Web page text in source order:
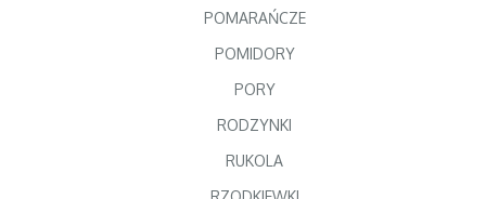
POMARAŃCZE
POMIDORY
PORY
RODZYNKI
RUKOLA